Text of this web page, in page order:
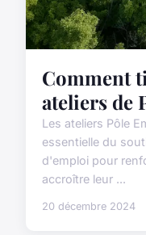
Comment
ateliers de
Les ateliers Pôle
essentielle du
d'emploi pour
accroître leur ...
20 décembre 2024